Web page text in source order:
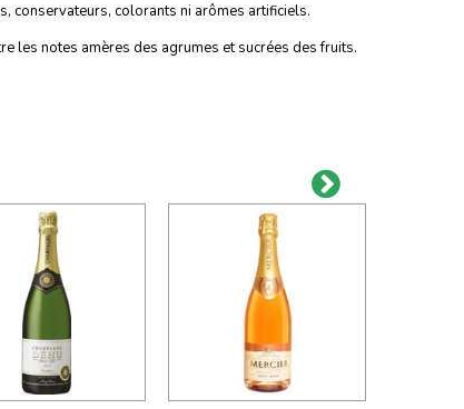
conservateurs, colorants ni arômes artificiels.
les notes amères des agrumes et sucrées des fruits.